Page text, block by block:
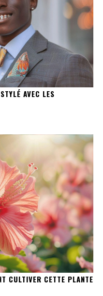
AVEC LES
CULTIVER CETTE PLANTE